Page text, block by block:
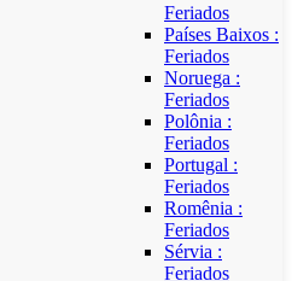
Feriados
Países Baixos :
Feriados
Noruega :
Feriados
Polônia :
Feriados
Portugal :
Feriados
Romênia :
Feriados
Sérvia :
Feriados